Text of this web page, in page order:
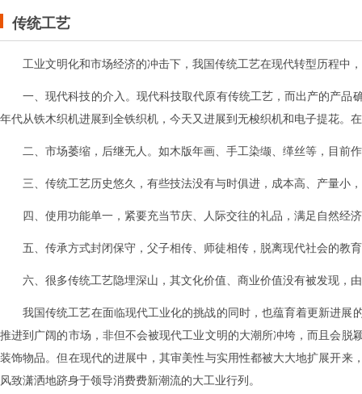
传统工艺
工业文明化和市场经济的冲击下，我国传统工艺在现代转型历程中
一、现代科技的介入。现代科技取代原有传统工艺，而出产的产品
年代从铁木织机进展到全铁织机，今天又进展到无梭织机和电子提花。
二、市场萎缩，后继无人。如木版年画、手工染缬、缂丝等，目前
三、传统工艺历史悠久，有些技法没有与时俱进，成本高、产量小
四、使用功能单一，紧要充当节庆、人际交往的礼品，满足自然经
五、传承方式封闭保守，父子相传、师徒相传，脱离现代社会的教
六、很多传统工艺隐埋深山，其文化价值、商业价值没有被发现，
我国传统工艺在面临现代工业化的挑战的同时，也蕴育着更新进
推进到广阔的市场，非但不会被现代工业文明的大潮所冲垮，而且会
装饰物品。但在现代的进展中，其审美性与实用性都被大大地扩展开
风致潇洒地跻身于领导消费费新潮流的大工业行列。